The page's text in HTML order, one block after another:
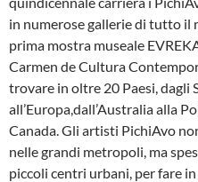
in numerose gallerie di tutto il
prima mostra museale
Carmen de Cultura
trovare in oltre 20 Paesi, dagli
all’Europa,dall’Australia alla
Canada. Gli artisti PichiAvo
nelle grandi metropoli, ma
piccoli centri urbani, per fare